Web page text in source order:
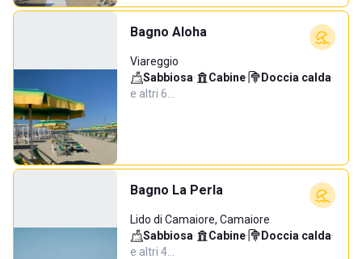
Bagno Aloha
Viareggio
Sabbiosa· Cabine· Doccia calda·
e altri 6…
Bagno La Perla
Lido di Camaiore, Camaiore
Sabbiosa· Cabine· Doccia calda·
e altri 4…